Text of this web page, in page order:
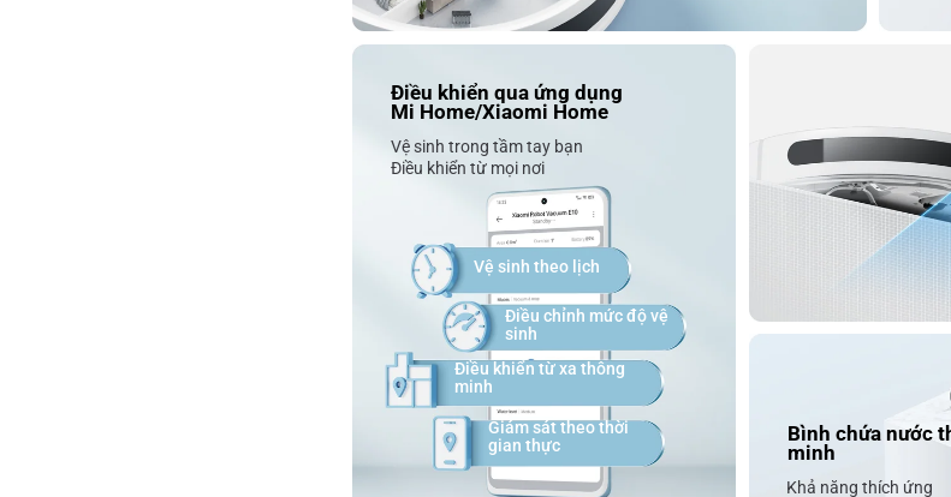
Điều khiển qua ứng dụng
Mi Home/Xiaomi Home
Vệ sinh trong tầm tay bạn
Điều khiển từ mọi nơi
Vệ sinh theo lịch
Điều chỉnh mức độ vệ
sinh
Điều khiển từ xa thông
minh
Giám sát theo thời
gian thực
Bình chứa nước
minh
Khả năng thích ứng